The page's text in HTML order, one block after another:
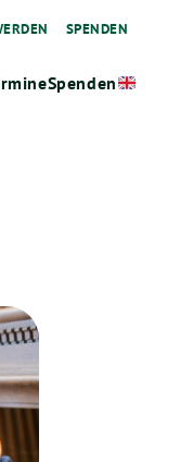
SPENDEN
Spenden